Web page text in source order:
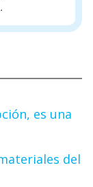
es una
del